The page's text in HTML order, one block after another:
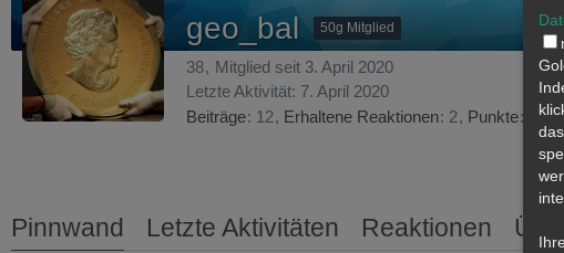
geo_bal 50g Mitglied
38
Mitglied seit 3. April 2020
Letzte Aktivität: 7. April 2020
Beiträge 12 Erhaltene Reaktionen 2 Punkte 72
Pinnwand Letzte Aktivitäten Reaktionen